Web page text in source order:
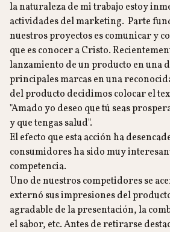
la naturaleza de mi trabajo estoy
actividades del marketing. Parte
nuestros proyectos es comunicar y
que es conocer a Cristo.
lanzamiento de un producto en una
principales marcas en una
del producto decidimos colocar el
"Amado yo deseo que tú seas
y que tengas salud".
El efecto que esta acción ha
consumidores ha sido muy
competencia.
Uno de nuestros competidores se
externó sus impresiones del
agradable de la presentación, la
el sabor, etc. Antes de retirarse